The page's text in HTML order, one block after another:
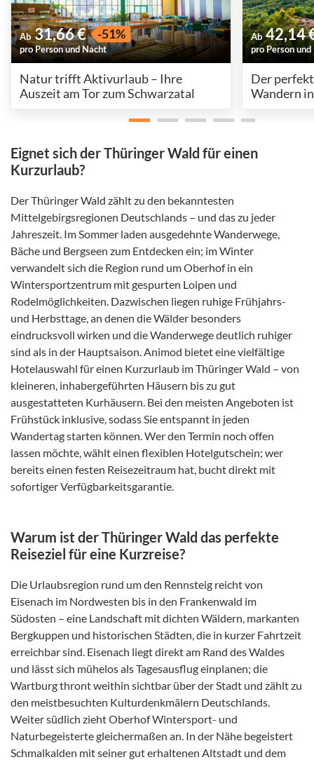
Ab 31,66 € -51%
pro Person und Nacht
Natur trifft Aktivurlaub – Ihre
Auszeit am Tor zum Schwarzatal
Ab 42,14
pro Person
Der
Wandern
Eignet sich der Thüringer Wald für einen
Kurzurlaub?
Der Thüringer Wald zählt zu den bekanntesten
Mittelgebirgsregionen Deutschlands – und das zu jeder
Jahreszeit. Im Sommer laden ausgedehnte Wanderwege,
Bäche und Bergseen zum Entdecken ein; im Winter
verwandelt sich die Region rund um Oberhof in ein
Wintersportzentrum mit gespurten Loipen und
Rodelmöglichkeiten. Dazwischen liegen ruhige Frühjahrs-
und Herbsttage, an denen die Wälder besonders
eindrucksvoll wirken und die Wanderwege deutlich ruhiger
sind als in der Hauptsaison. Animod bietet eine vielfältige
Hotelauswahl für einen Kurzurlaub im Thüringer Wald – von
kleineren, inhabergeführten Häusern bis zu gut
ausgestatteten Kurhäusern. Bei den meisten Angeboten ist
Frühstück inklusive, sodass Sie entspannt in jeden
Wandertag starten können. Wer den Termin noch offen
lassen möchte, wählt einen flexiblen Hotelgutschein; wer
bereits einen festen Reisezeitraum hat, bucht direkt mit
sofortiger Verfügbarkeitsgarantie.
Warum ist der Thüringer Wald das perfekte
Reiseziel für eine Kurzreise?
Die Urlaubsregion rund um den Rennsteig reicht von
Eisenach im Nordwesten bis in den Frankenwald im
Südosten – eine Landschaft mit dichten Wäldern, markanten
Bergkuppen und historischen Städten, die in kurzer Fahrtzeit
erreichbar sind. Eisenach liegt direkt am Rand des Waldes
und lässt sich mühelos als Tagesausflug einplanen; die
Wartburg thront weithin sichtbar über der Stadt und zählt zu
den meistbesuchten Kulturdenkmälern Deutschlands.
Weiter südlich zieht Oberhof Wintersport- und
Naturbegeisterte gleichermaßen an. In der Nähe begeistert
Schmalkalden mit seiner gut erhaltenen Altstadt und dem